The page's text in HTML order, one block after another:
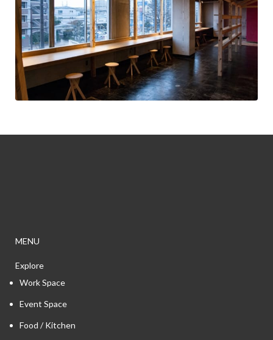
MENU
Explore
Work Space
Event Space
Food / Kitchen